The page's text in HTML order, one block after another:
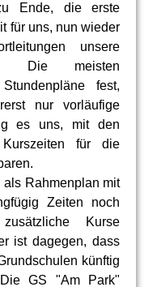
Ende, die erste
für uns, nun wieder
unsere
Die meisten
fest,
nur vorläufige
es uns, mit den
für die
Rahmenplan mit
Zeiten noch
Kurse
ist dagegen, dass
künftig
GS "Am Park"